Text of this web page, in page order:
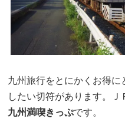
九州旅行をとにかくお得
したい切符があります。
九州満喫きっぷです。